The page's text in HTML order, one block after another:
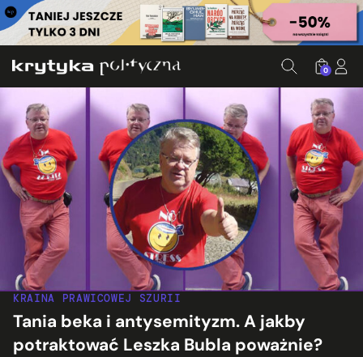
0
KRAINA PRAWICOWEJ SZURII
Tania beka i antysemityzm. A jakby
potraktować Leszka Bubla poważnie?